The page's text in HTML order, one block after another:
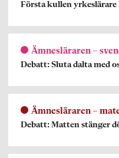
Första kullen yrkeslärare
Ämnesläraren –
Debatt: Sluta dalta med
Ämnesläraren –
Debatt: Matten stänger